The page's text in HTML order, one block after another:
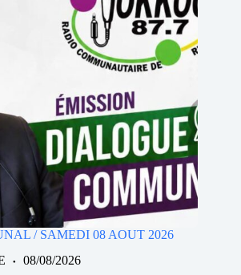
/ SAMEDI 08 AOUT 2026
08/08/2026